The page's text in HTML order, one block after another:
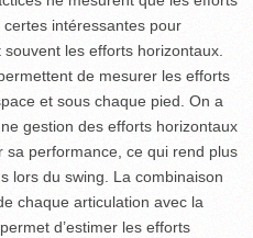
intéressantes pour
les efforts horizontaux.
de mesurer les efforts
et sous chaque pied. On a
gestion des efforts horizontaux
sa performance, ce qui rend plus
lors du swing. La combinaison
chaque articulation avec la
d’estimer les efforts